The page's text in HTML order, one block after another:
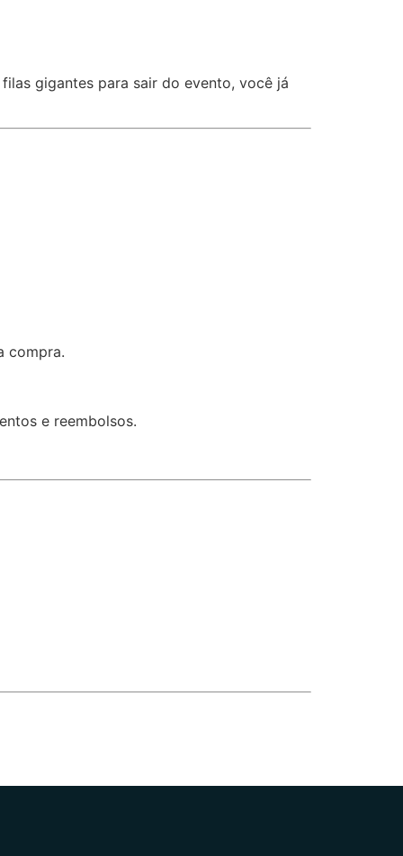
gigantes para sair do evento, você já
compra.
e reembolsos.